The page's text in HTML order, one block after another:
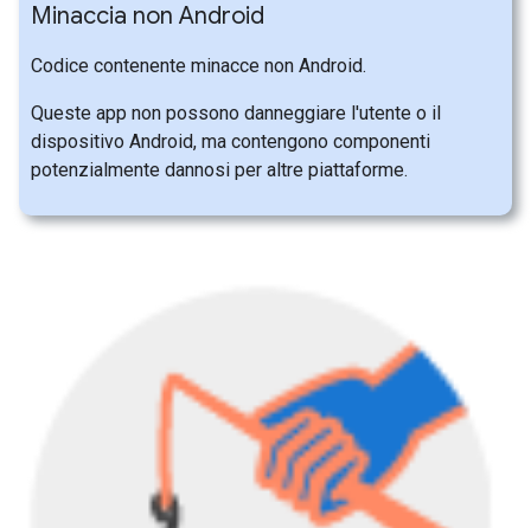
Minaccia non Android
Codice contenente minacce non Android.
Queste app non possono danneggiare l'utente o il
dispositivo Android, ma contengono componenti
potenzialmente dannosi per altre piattaforme.